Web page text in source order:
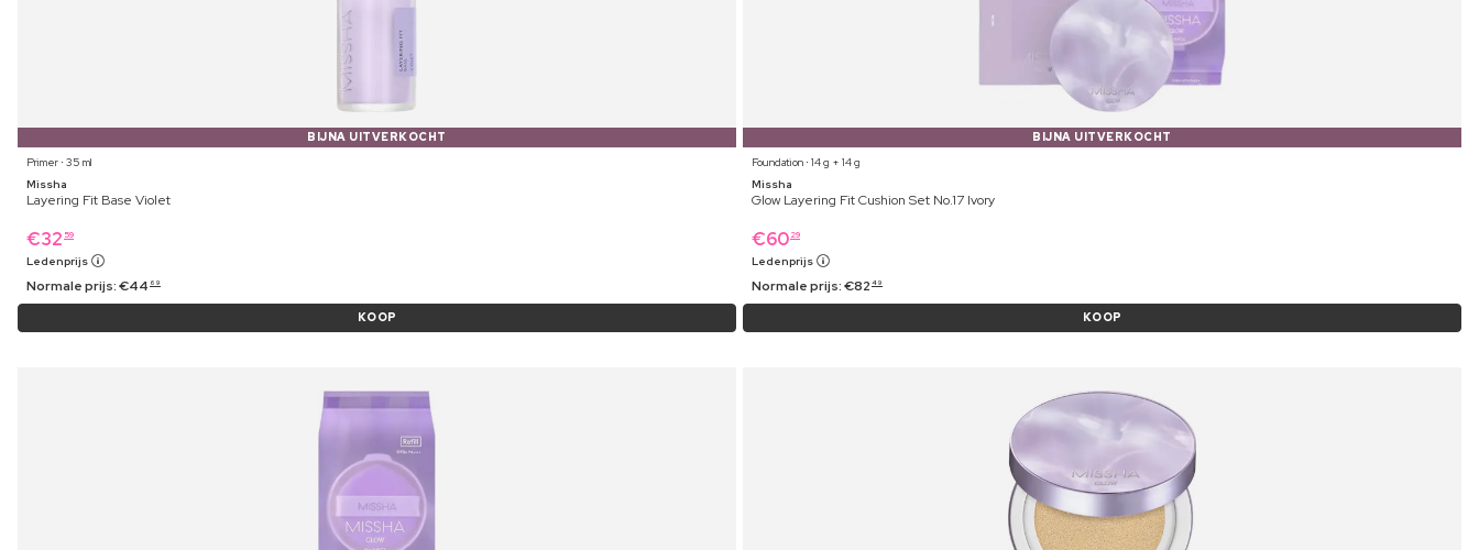
BIJNA UITVERKOCHT
Primer ⋅ 35 ml
Missha
Layering Fit Base Violet
€32 59
Ledenprijs
Normale prijs:€44 69
KOOP
BIJNA UITVERKOCHT
Foundation ⋅ 14 g + 14 g
Missha
Glow Layering Fit Cushion Set No.17 Ivory
€60 29
Ledenprijs
Normale prijs:€82 49
KOOP